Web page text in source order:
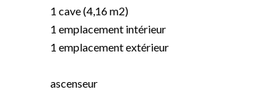
1 cave (4,16 m2)
1 emplacement intérieur
1 emplacement extérieur
ascenseur